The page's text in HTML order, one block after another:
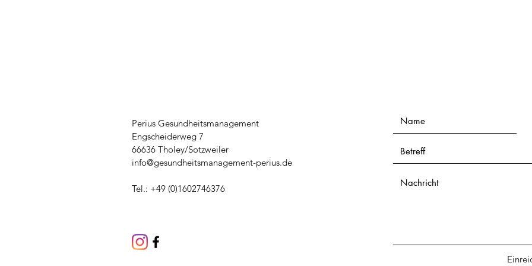
Perius Gesundheitsmanagement
Engscheiderweg 7
66636 Tholey/Sotzweiler
info@gesundheitsmanagement-perius.de
Tel.: +49 (0)1602746376